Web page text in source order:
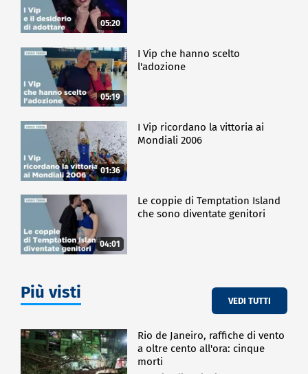
05:20
05:19
I Vip che hanno scelto
l'adozione
01:36
I Vip ricordano la vittoria ai
Mondiali 2006
04:01
Le coppie di Temptation Island
che sono diventate genitori
Più visti VEDI TUTTI
Rio de Janeiro, raffiche di vento
a oltre cento all'ora: cinque
morti